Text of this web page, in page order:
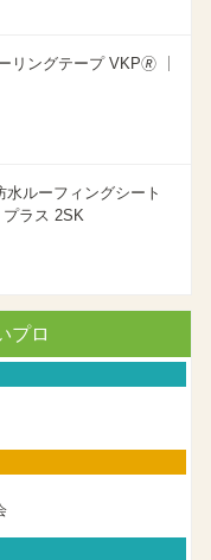
リングテープ VKP🄬 ｜
ルーフィングシート
ラス 2SK
プロ